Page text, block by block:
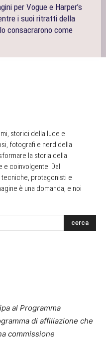
per Vogue e Harper’s
i suoi ritratti della
consacrarono come
storici della luce e
fotografi e nerd della
la storia della
coinvolgente. Dal
protagonisti e
è una domanda, e noi
cerca
al Programma
di affiliazione che
commissione